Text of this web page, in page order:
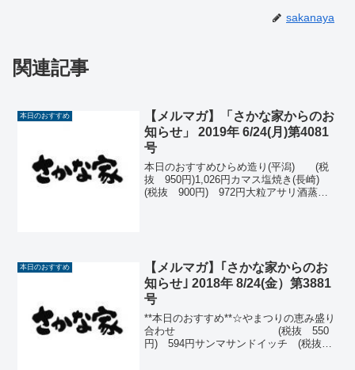
sakanaya
関連記事
本日のおすすめ
【メルマガ】「さかな家からのお
知らせ」 2019年 6/24(月)第4081
号
本日のおすすめひらめ造り(平潟) (税
抜 950円)1,026円カマス塩焼き(長崎)
(税抜 900円) 972円大粒アサリ酒蒸し
本日のおすすめ
【メルマガ】｢さかな家からのお
知らせ｣ 2018年 8/24(金）第3881
号
**本日のおすすめ**☆やまつりの恵み盛り
合わせ (税抜 550
円) 594円サンマサンドイッチ (税抜